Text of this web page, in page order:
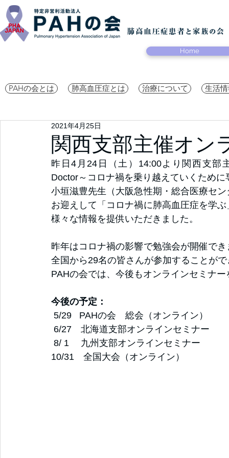
Home
PAHの会とは 肺高血圧症とは 治療について 生活
関西支部主催オン
2021年4月25日
昨日4月24日（土）14:00より関西支部
Doctor～コロナ禍を乗り越えていくため
小垣滋豊先生（大阪急性期・総合医療セ
お迎えして「コロナ禍に肺高血圧症を学
様々な情報を提供いただきました。
昨年はコロナ禍の影響で勉強会が開催で
全国から29名の皆さんが参加することが
PAHの会では、今後もオンラインセミナ
今後の予定：
5/29   PAHの会　総会（オンライン）
6/27　北海道支部オンラインセミナー
8/ 1　 九州支部オンラインセミナー
10/31　全国大会（オンライン）